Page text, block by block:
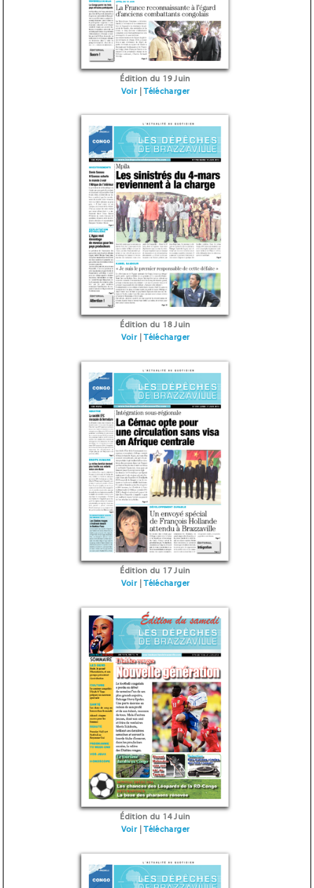
Édition du 19 Juin
Voir|Télécharger
Édition du 18 Juin
Voir| Télécharger
Édition du 17 Juin
Voir| Télécharger
Édition du 14 Juin
Voir| Télécharger